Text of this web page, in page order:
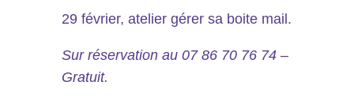
29 février, atelier gérer sa boite mail.
Sur réservation au 07 86 70 76 74 –
Gratuit.